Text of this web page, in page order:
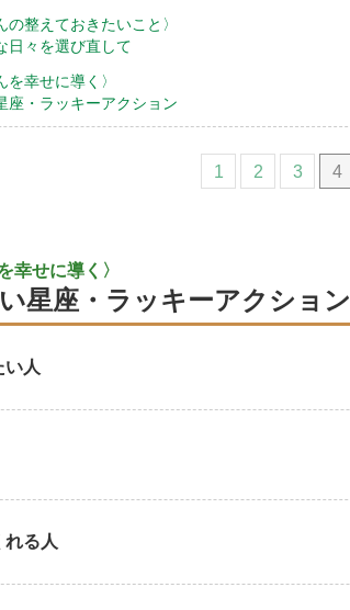
の整えておきたいこと〉
日々を選び直して
を幸せに導く〉
座・ラッキーアクション
1 2 3 4
幸せに導く〉
星座・ラッキーアクション
人
る人